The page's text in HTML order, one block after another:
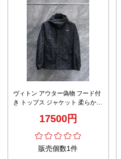
ヴィトン アウター偽物 フード付
き トップス ジャケット 柔らかい
17500円
販売個数1件